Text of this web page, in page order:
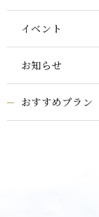
イベント
お知らせ
おすすめプラン